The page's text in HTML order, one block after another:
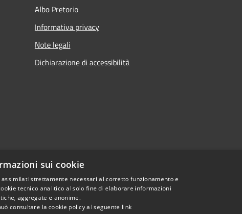
Albo Pretorio
Informativa privacy
Note legali
Dichiarazione di accessibilità
sui cookie
strettamente necessari al corretto funzionamento e
tecnico analitico al solo fine di elaborare informazioni
aggregate e anonime.
consultare la cookie policy al seguente link